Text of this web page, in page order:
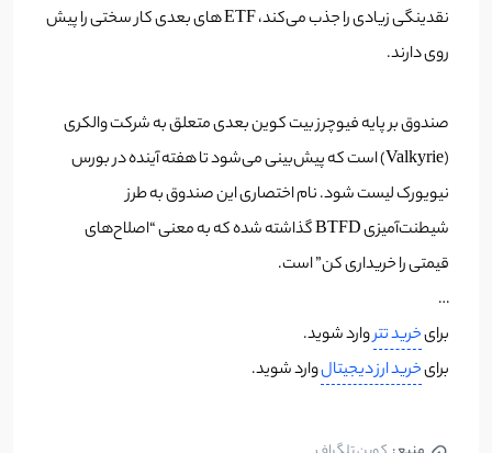
نقدینگی زیادی را جذب می‌کند، ETF های بعدی کار سختی را پیش
روی دارند.
صندوق بر پایه فیوچرز بیت کوین بعدی متعلق به شرکت والکری
(Valkyrie) است که پیش‌بینی می‌‌شود تا هفته آینده در بورس
نیویورک لیست شود. نام اختصاری این صندوق به طرز
شیطنت‌آمیزی BTFD گذاشته شده که به معنی “اصلاح‌های
قیمتی را خریداری کن” است.
…
برایخرید تتروارد شوید.
برایخرید ارز دیجیتالوارد شوید.